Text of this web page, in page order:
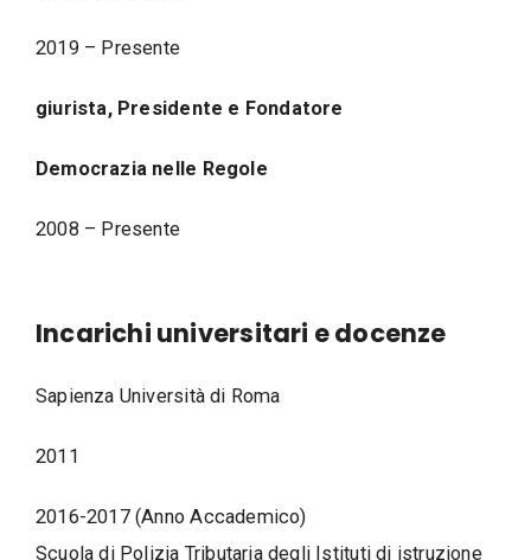
2019 – Presente
giurista, Presidente e Fondatore
Democrazia nelle Regole
2008 – Presente
Incarichi universitari e docenze
Sapienza Università di Roma
2011
2016-2017 (Anno Accademico)
Scuola di Polizia Tributaria degli Istituti di istruzione